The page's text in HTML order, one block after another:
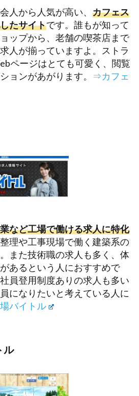
人から人気が高い、 カフェス
たサイトです。誰もが知って
ップから、老舗の喫茶店まで
人が揃っていますよ。ストラ
ページはとても可愛く、閲覧
ョンがあがります。 ⇒カフェ
など工場で働ける求人に特化
理や工事現場で働く建築系の
また技術職の求人も多く、体
あるという人におすすめで
員登用制度ありの求人も多い
になりたいと考えている人に
バイトル
ル